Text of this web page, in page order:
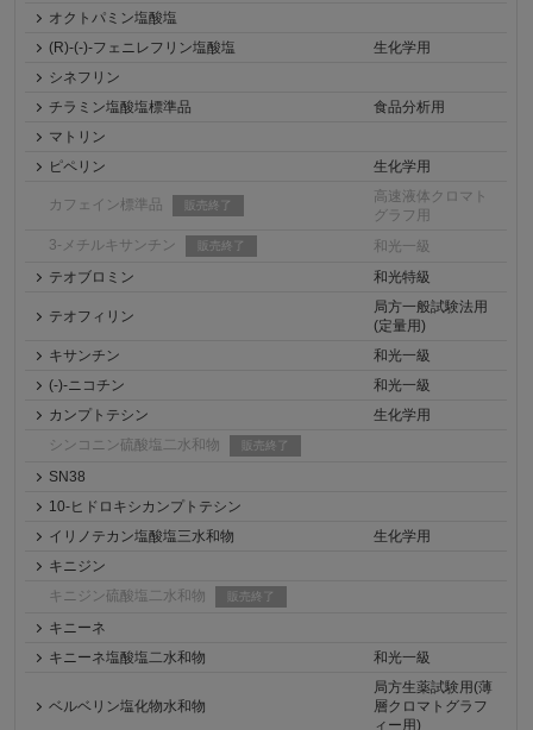
オクトパミン塩酸塩
(R)-(-)-フェニレフリン塩酸塩
生化学用
シネフリン
チラミン塩酸塩標準品
食品分析用
マトリン
ピペリン
生化学用
カフェイン標準品 販売終了
高速液体クロマト
グラフ用
3-メチルキサンチン
販売終了
和光一級
テオブロミン
和光特級
テオフィリン
局方一般試験法用
(定量用)
キサンチン
和光一級
(-)-ニコチン
和光一級
カンプトテシン
生化学用
シンコニン硫酸塩二水和物
販売終了
SN38
10-ヒドロキシカンプトテシン
イリノテカン塩酸塩三水和物
生化学用
キニジン
キニジン硫酸塩二水和物
販売終了
キニーネ
キニーネ塩酸塩二水和物
和光一級
ベルベリン塩化物水和物
局方生薬試験用(薄
層クロマトグラフ
ィー用)